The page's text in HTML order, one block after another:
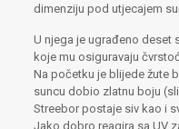
dimenziju pod utjecajem
U njega je ugrađeno deset
koje mu osiguravaju
Na početku je blijede žute
suncu dobio zlatnu boju
Streebor postaje siv kao i
Jako dobro reagira sa UV